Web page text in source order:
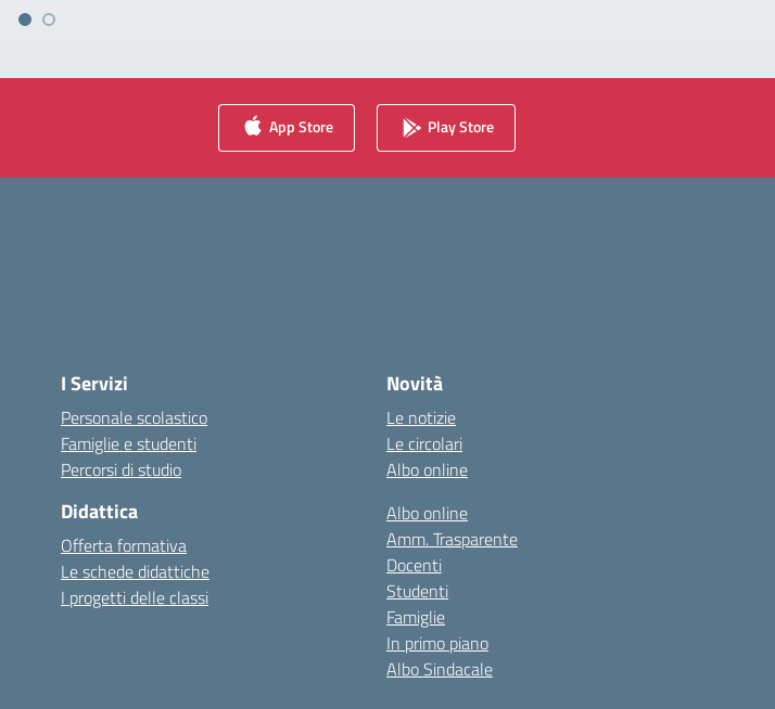
App Store Play Store
I Servizi
Personale scolastico
Famiglie e studenti
Percorsi di studio
Didattica
Offerta formativa
Le schede didattiche
I progetti delle classi
Novità
Le notizie
Le circolari
Albo online
Albo online
Amm. Trasparente
Docenti
Studenti
Famiglie
In primo piano
Albo Sindacale